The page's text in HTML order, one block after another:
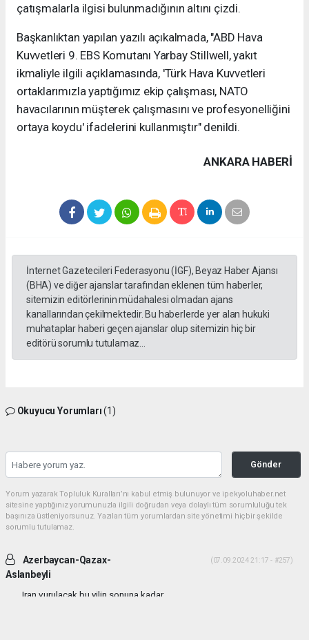
çatışmalarla ilgisi bulunmadığının altını çizdi.
Başkanlıktan yapılan yazılı açıkalmada, "ABD Hava
Kuvvetleri 9. EBS Komutanı Yarbay Stillwell, yakıt
ikmaliyle ilgili açıklamasında, 'Türk Hava Kuvvetleri
ortaklarımızla yaptığımız ekip çalışması, NATO
havacılarının müşterek çalışmasını ve profesyonelliğini
ortaya koydu' ifadelerini kullanmıştır" denildi.
ANKARA HABERİ
İnternet Gazetecileri Federasyonu (İGF), Beyaz Haber Ajansı
(BHA) ve diğer ajanslar tarafından eklenen tüm haberler,
sitemizin editörlerinin müdahalesi olmadan ajans
kanallarından çekilmektedir. Bu haberlerde yer alan hukuki
muhataplar haberi geçen ajanslar olup sitemizin hiç bir
editörü sorumlu tutulamaz...
Okuyucu Yorumları(1)
Gönder
Yorum yazarak Topluluk Kuralları’nı kabul etmiş bulunuyor ve ipekyoluhaber.net
sitesine yaptığınız yorumunuzla ilgili doğrudan veya dolaylı tüm sorumluluğu tek
başınıza üstleniyorsunuz. Yazılan tüm yorumlardan site yönetimi hiçbir şekilde
sorumlu tutulamaz.
Azerbaycan-Qazax-
Aslanbeyli
(07.09.2024 21:17 - #257)
Iran vurulacak bu yilin sonuna kadar...